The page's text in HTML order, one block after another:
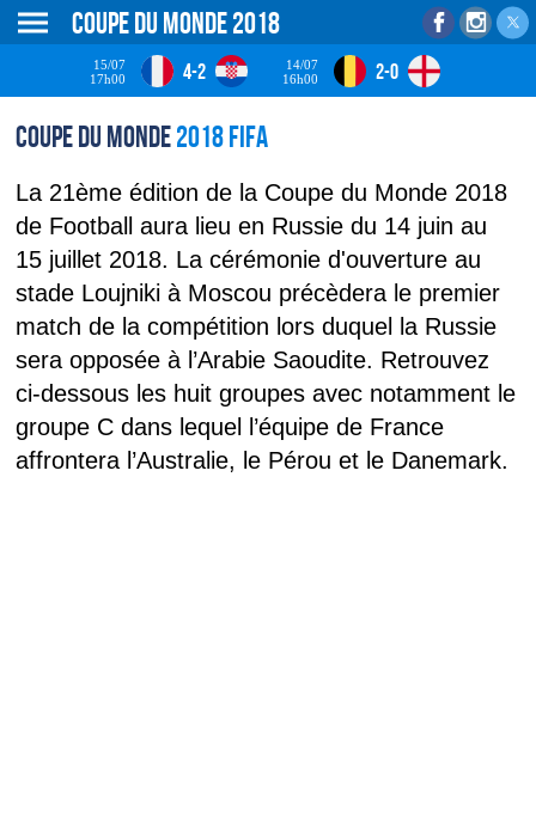
Coupe du monde 2018
15/07
17h00
4-2
14/07
16h00
2-0
Coupe du monde2018 Fifa
La 21ème édition de la Coupe du Monde 2018
de Football aura lieu en Russie du 14 juin au
15 juillet 2018. La cérémonie d'ouverture au
stade Loujniki à Moscou précèdera le premier
match de la compétition lors duquel la Russie
sera opposée à l’Arabie Saoudite. Retrouvez
ci-dessous les huit groupes avec notamment le
groupe C dans lequel l’équipe de France
affrontera l’Australie, le Pérou et le Danemark.